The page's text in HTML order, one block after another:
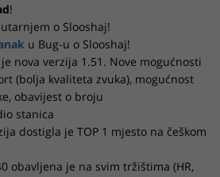
!
o Slooshaj!
u Bug-u o Slooshaj!
nova verzija 1.51. Nove mogućnosti
(bolja kvaliteta zvuka), mogućnost
obavijest o broju
stanica
dostigla je TOP 1 mjesto na češkom
obavljena je na svim tržištima (HR,